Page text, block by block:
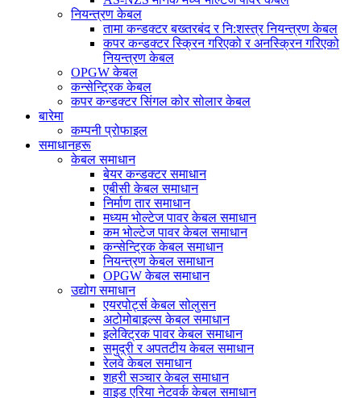
नियन्त्रण केबल
तामा कन्डक्टर बख्तरबंद र नि:शस्त्र नियन्त्रण केबल
कपर कन्डक्टर स्क्रिन गरिएको र अनस्क्रिन गरिएको
नियन्त्रण केबल
OPGW केबल
कन्सेन्ट्रिक केबल
कपर कन्डक्टर सिंगल कोर सोलार केबल
बारेमा
कम्पनी प्रोफाइल
समाधानहरू
केबल समाधान
बेयर कन्डक्टर समाधान
एबीसी केबल समाधान
निर्माण तार समाधान
मध्यम भोल्टेज पावर केबल समाधान
कम भोल्टेज पावर केबल समाधान
कन्सेन्ट्रिक केबल समाधान
नियन्त्रण केबल समाधान
OPGW केबल समाधान
उद्योग समाधान
एयरपोर्ट्स केबल सोलुसन
अटोमोबाइल्स केबल समाधान
इलेक्ट्रिक पावर केबल समाधान
समुद्री र अपतटीय केबल समाधान
रेलवे केबल समाधान
शहरी सञ्चार केबल समाधान
वाइड एरिया नेटवर्क केबल समाधान